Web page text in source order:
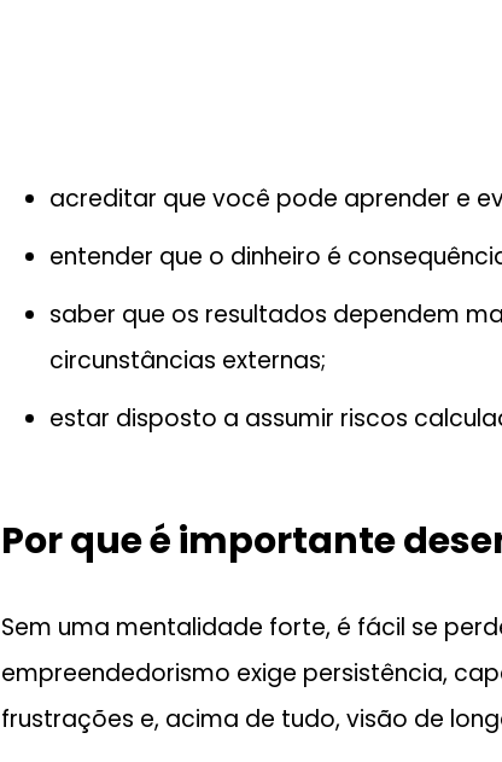
acreditar que você pode aprender e
entender que o dinheiro é
saber que os resultados dependem
circunstâncias externas;
estar disposto a assumir riscos
Por que é importante
Sem uma mentalidade forte, é fácil se
empreendedorismo exige persistência,
frustrações e, acima de tudo, visão de